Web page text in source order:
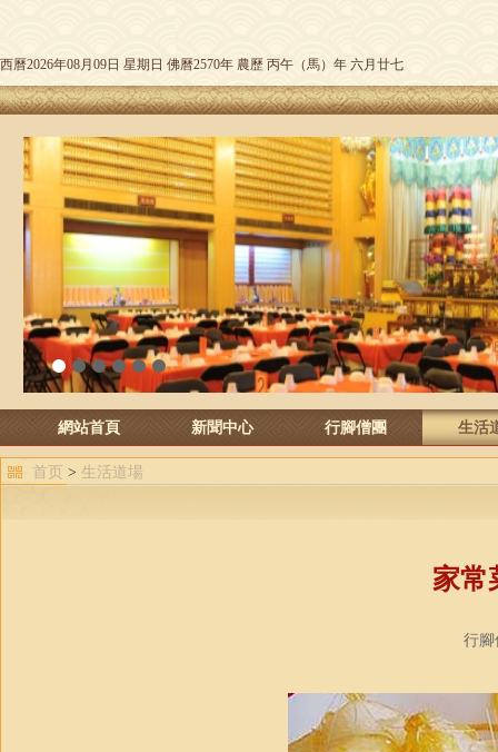
西曆2026年08月09日 星期日 佛曆2570年 農歷 丙午（馬）年 六月廿七
1 2 3 4 5 6
網站首頁 新聞中心 行腳僧團 生活
首页 > 生活道場
家常
行腳